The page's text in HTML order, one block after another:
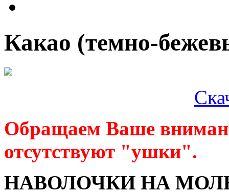
Какао (темно-
Обращаем Ваше
отсутствуют "ушки".
НАВОЛОЧКИ НА